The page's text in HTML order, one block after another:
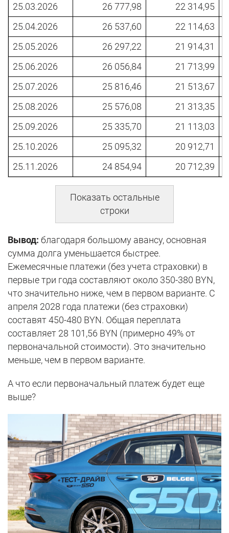
25.03.2026
26 777,98
22 314,95
25.04.2026
26 537,60
22 114,63
25.05.2026
26 297,22
21 914,31
25.06.2026
26 056,84
21 713,99
25.07.2026
25 816,46
21 513,67
25.08.2026
25 576,08
21 313,35
25.09.2026
25 335,70
21 113,03
25.10.2026
25 095,32
20 912,71
25.11.2026
24 854,94 20 712,39
Показать остальные
строки
Вывод: благодаря большому авансу, основная
сумма долга уменьшается быстрее.
Ежемесячные платежи (без учета страховки) в
первые три года составляют около 350-380 BYN,
что значительно ниже, чем в первом варианте. С
апреля 2028 года платежи (без страховки)
составят 450-480 BYN. Общая переплата
составляет 28 101,56 BYN (примерно 49% от
первоначальной стоимости). Это значительно
меньше, чем в первом варианте.
А что если первоначальный платеж будет еще
выше?